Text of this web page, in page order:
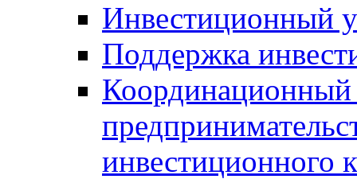
Инвестиционный
Поддержка
Координационный
инвестиционного